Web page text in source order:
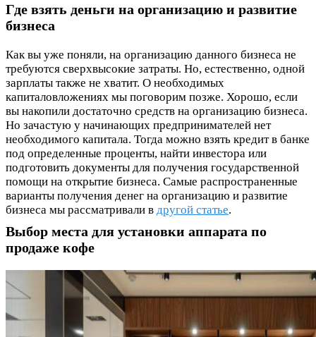
Где взять деньги на организацию и развитие
бизнеса
Как вы уже поняли, на организацию данного бизнеса не
требуются сверхвысокие затраты. Но, естественно, одной
зарплаты также не хватит. О необходимых
капиталовложениях мы поговорим позже. Хорошо, если
вы накопили достаточно средств на организацию бизнеса.
Но зачастую у начинающих предпринимателей нет
необходимого капитала. Тогда можно взять кредит в банке
под определенные проценты, найти инвестора или
подготовить документы для получения государственной
помощи на открытие бизнеса. Самые распространенные
варианты получения денег на организацию и развитие
бизнеса мы рассматривали в другой статье.
Выбор места для установки аппарата по
продаже кофе